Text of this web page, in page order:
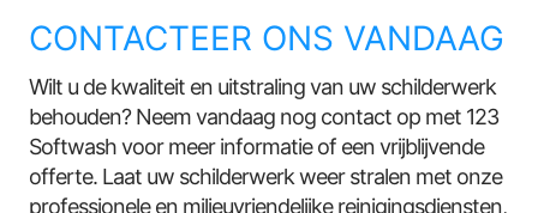
CONTACTEER ONS VANDAAG
Wilt u de kwaliteit en uitstraling van uw schilderwerk
behouden? Neem vandaag nog contact op met 123
Softwash voor meer informatie of een vrijblijvende
offerte. Laat uw schilderwerk weer stralen met onze
professionele en milieuvriendelijke reinigingsdiensten,